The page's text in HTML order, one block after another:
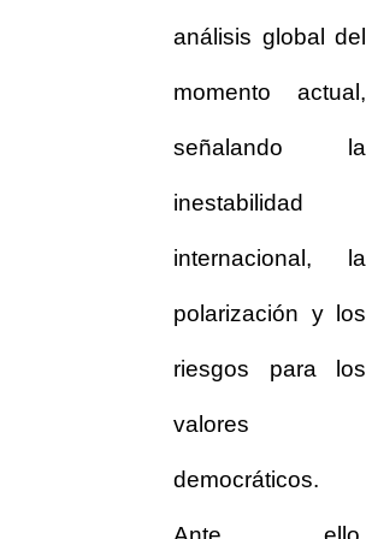
análisis global del
momento actual,
señalando la
inestabilidad
internacional, la
polarización y los
riesgos para los
valores
democráticos.